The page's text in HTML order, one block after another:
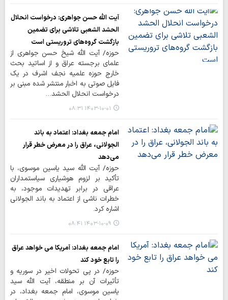
آیت الله حسن جواهری: درخواست انحلال
الحشد الشعبی تلاشی برای تضمین
بازگشت گروه‌های تروریستی است
حوزه/ آیت الله شیخ حسن جواهری از
علمای برجسته عراق و از اساتید بحث
خارج حوزه علمیه نجف اشرف در یک
فایل صوتی به اخبار منتشر شده مبنی بر
درخواست انحلال الحشد…
۱۴۰۳-۱۰-۰۱ ۰۸:۳۱
امام جمعه بغداد: اعتماد به باند
الجولانی، عراق را در معرض خطر قرار
می‌دهد
حوزه/ آیت الله سید یاسین موسوی، با
تأکید بر لزوم هوشیاری سیاستمداران
عراقی در برابر تهدیدات موجود، به
خطرات ناشی از اعتماد به باند الجولانی
اشاره کرد.
۱۴۰۳-۱۰-۰۹ ۰۸:۴۱
امام جمعه بغداد: آمریکا می خواهد عراق
را تابع خود کند
حوزه/ در پی تحولات اخیر در سوریه و
تأثیرات آن بر منطقه، آیت‌ الله سید
یاسین موسوی، امام جمعه بغداد، در